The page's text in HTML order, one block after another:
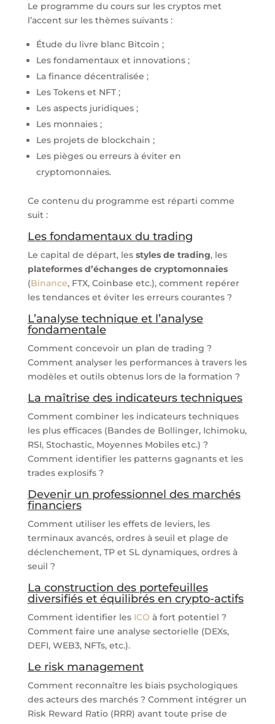
Le programme du cours sur les cryptos met
l’accent sur les thèmes suivants :
Étude du livre blanc Bitcoin ;
Les fondamentaux et innovations ;
La finance décentralisée ;
Les Tokens et NFT ;
Les aspects juridiques ;
Les monnaies ;
Les projets de blockchain ;
Les pièges ou erreurs à éviter en
cryptomonnaies.
Ce contenu du programme est réparti comme
suit :
Les fondamentaux du trading
Le capital de départ, les styles de trading, les
plateformes d’échanges de cryptomonnaies
(Binance, FTX, Coinbase etc.), comment repérer
les tendances et éviter les erreurs courantes ?
L’analyse technique et l’analyse
fondamentale
Comment concevoir un plan de trading ?
Comment analyser les performances à travers les
modèles et outils obtenus lors de la formation ?
La maîtrise des indicateurs techniques
Comment combiner les indicateurs techniques
les plus efficaces (Bandes de Bollinger, Ichimoku,
RSI, Stochastic, Moyennes Mobiles etc.) ?
Comment identifier les patterns gagnants et les
trades explosifs ?
Devenir un professionnel des marchés
financiers
Comment utiliser les effets de leviers, les
terminaux avancés, ordres à seuil et plage de
déclenchement, TP et SL dynamiques, ordres à
seuil ?
La construction des portefeuilles
diversifiés et équilibrés en crypto-actifs
Comment identifier les ICO à fort potentiel ?
Comment faire une analyse sectorielle (DEXs,
DEFI, WEB3, NFTs, etc.).
Le risk management
Comment reconnaître les biais psychologiques
des acteurs des marchés ? Comment intégrer un
Risk Reward Ratio (RRR) avant toute prise de